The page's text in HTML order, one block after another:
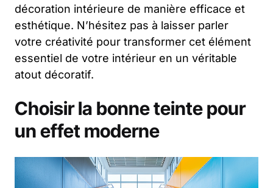
décoration intérieure de manière efficace et
esthétique. N’hésitez pas à laisser parler
votre créativité pour transformer cet élément
essentiel de votre intérieur en un véritable
atout décoratif.
Choisir la bonne teinte pour
un effet moderne